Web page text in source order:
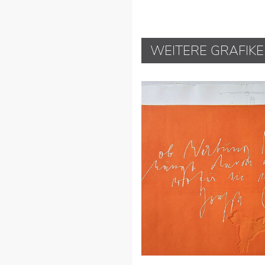
WEITERE